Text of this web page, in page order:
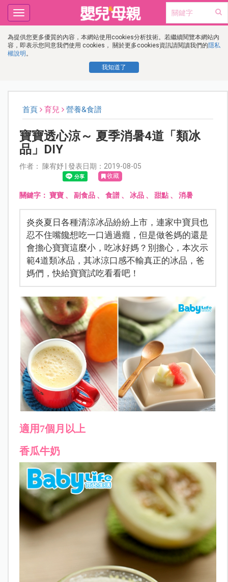
為提供您更多優質的內容，本網站使用cookies分析技術。若繼續閱覽本網站內
容，即表示您同意我們使用 cookies， 關於更多cookies資訊請閱讀我們的隱私
權說明 。
我知道了
Toggle
navigation
首頁 育兒 營養&食譜
寶寶透心涼～ 夏季消暑4道「類冰
品」DIY
作者： 陳宥妤 | 發表日期：2019-08-05
收藏
關鍵字： 寶寶、 副食品、 食譜、 冰品、 甜點、 消暑
炎炎夏日各種清涼冰品紛紛上市，連家中寶貝也
忍不住嘴饞想吃一口過過癮，但是做爸媽的還是
會擔心寶寶這麼小，吃冰好媽？別擔心，本次示
範4道類冰品，其冰涼口感不輸真正的冰品，爸
媽們，快給寶寶試吃看看吧！
適用7個月以上
香瓜牛奶